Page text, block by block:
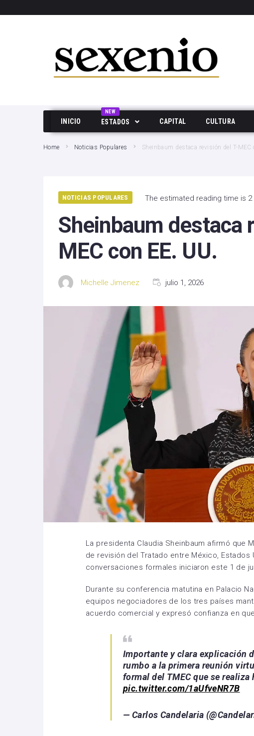
INICIO ESTADOS
NEW
Edo Mex
Hidalgo
Michoacan
Nuevo Leon
Sinaloa
Tlaxcala
Zacatecas
CAPITAL CULTURA
Home Noticias Populares Sheinbaum destaca revisión del T-MEC
NOTICIAS POPULARES The estimated reading time is 2
Sheinbaum destaca
MEC con EE. UU.
Michelle Jimenez julio 1, 2026
La presidenta Claudia Sheinbaum afirmó que
de revisión del Tratado entre México, Estados
conversaciones formales iniciaron este 1 de
Durante su conferencia matutina en Palacio
equipos negociadores de los tres países
acuerdo comercial y expresó confianza en
Importante y clara explicación
rumbo a la primera reunión
formal del TMEC que se
pic.twitter.com/1aUfveNR7B
— Carlos Candelaria
SEARCH THIS WEBSITE